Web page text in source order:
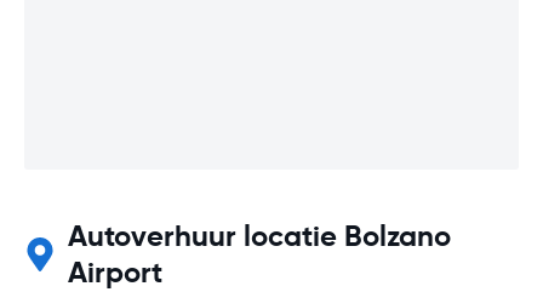
Autoverhuur locatie Bolzano
Airport